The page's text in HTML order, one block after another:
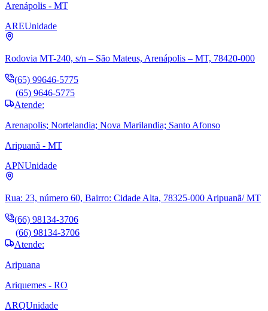
Arenápolis - MT
AREUnidade
Rodovia MT-240, s/n – São Mateus, Arenápolis – MT, 78420-000
(65) 99646-5775
(65) 9646-5775
Atende:
Arenapolis; Nortelandia; Nova Marilandia; Santo Afonso
Aripuanã - MT
APNUnidade
Rua: 23, número 60, Bairro: Cidade Alta, 78325-000 Aripuanã/ MT
(66) 98134-3706
(66) 98134-3706
Atende:
Aripuana
Ariquemes - RO
ARQUnidade